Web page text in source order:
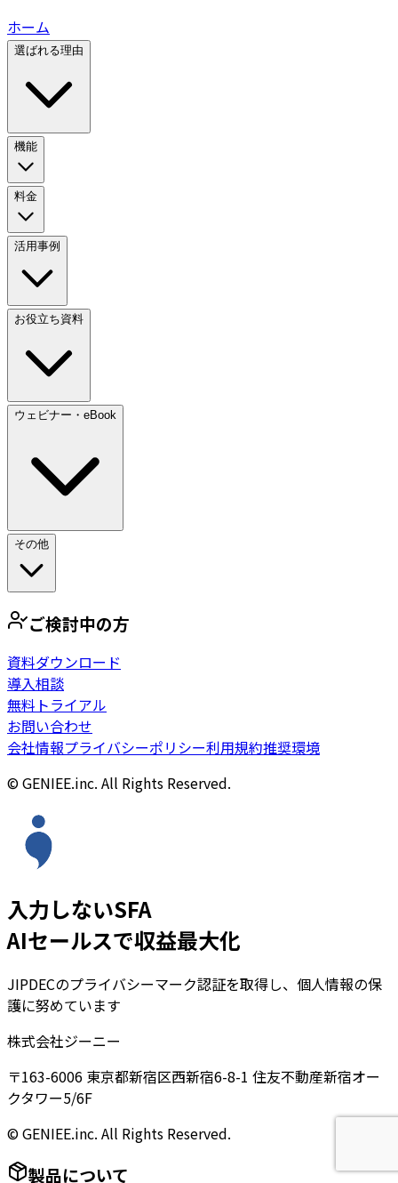
ホーム
選ばれる理由
機能
料金
活用事例
お役立ち資料
ウェビナー・eBook
その他
ご検討中の方
資料ダウンロード
導入相談
無料トライアル
お問い合わせ
会社情報プライバシーポリシー利用規約推奨環境
© GENIEE.inc. All Rights Reserved.
入力しないSFA
AIセールスで収益最大化
JIPDECのプライバシーマーク認証を取得し、個人情報の保
護に努めています
株式会社ジーニー
〒163-6006 東京都新宿区西新宿6-8-1 住友不動産新宿オー
クタワー5/6F
© GENIEE.inc. All Rights Reserved.
製品について